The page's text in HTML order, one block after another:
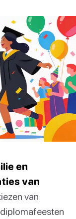
en
van
van